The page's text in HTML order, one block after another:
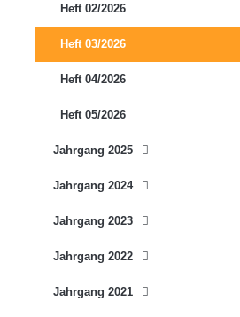
Heft 02/2026
Heft 03/2026
Heft 04/2026
Heft 05/2026
Jahrgang 2025
Jahrgang 2024
Jahrgang 2023
Jahrgang 2022
Jahrgang 2021